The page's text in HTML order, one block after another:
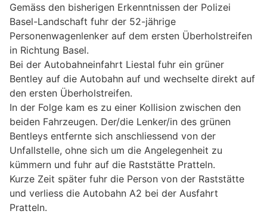
Gemäss den bisherigen Erkenntnissen der Polizei
Basel-Landschaft fuhr der 52-jährige
Personenwagenlenker auf dem ersten Überholstreifen
in Richtung Basel.
Bei der Autobahneinfahrt Liestal fuhr ein grüner
Bentley auf die Autobahn auf und wechselte direkt auf
den ersten Überholstreifen.
In der Folge kam es zu einer Kollision zwischen den
beiden Fahrzeugen. Der/die Lenker/in des grünen
Bentleys entfernte sich anschliessend von der
Unfallstelle, ohne sich um die Angelegenheit zu
kümmern und fuhr auf die Raststätte Pratteln.
Kurze Zeit später fuhr die Person von der Raststätte
und verliess die Autobahn A2 bei der Ausfahrt
Pratteln.